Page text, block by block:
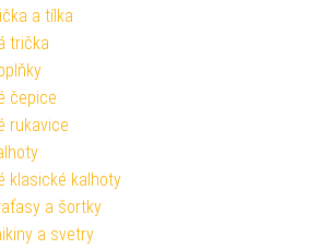
a tílka
trička
čepice
rukavice
klasické kalhoty
a šortky
a svetry